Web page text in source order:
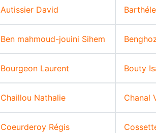
Autissier David
Ben mahmoud-jouini Sihem
Bourgeon Laurent Bouty
Chaillou Nathalie Chanal
Coeurderoy Régis